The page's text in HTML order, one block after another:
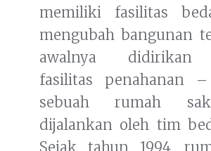
memiliki fasilitas
mengubah bangunan
awalnya didirikan
fasilitas penahanan
sebuah rumah
dijalankan oleh tim
Sejak tahun 1994,